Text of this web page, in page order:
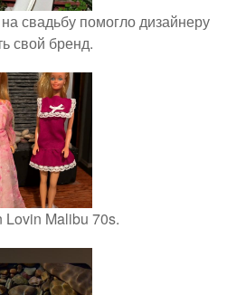
свадьбу помогло дизайнеру
свой бренд.
Lovin Malibu 70s.